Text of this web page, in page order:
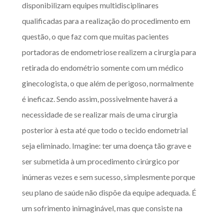
disponibilizam equipes multidisciplinares
qualificadas para a realização do procedimento em
questão, o que faz com que muitas pacientes
portadoras de endometriose realizem a cirurgia para
retirada do endométrio somente com um médico
ginecologista, o que além de perigoso, normalmente
é ineficaz. Sendo assim, possivelmente haverá a
necessidade de se realizar mais de uma cirurgia
posterior à esta até que todo o tecido endometrial
seja eliminado. Imagine: ter uma doença tão grave e
ser submetida à um procedimento cirúrgico por
inúmeras vezes e sem sucesso, simplesmente porque
seu plano de saúde não dispõe da equipe adequada. É
um sofrimento inimaginável, mas que consiste na